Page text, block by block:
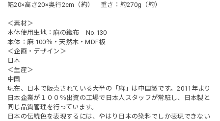
幅20×高さ20×奥行2cm（約） 重さ：約270g（約）
＜素材＞
本体使用生地：麻の織布 No.130
本体：麻 100％・天然木・MDF板
＜企画・デザイン＞
日本
＜生産＞
中国
現在、日本で販売されている大半の「麻」は中国製です。2011年より
日本企業が１００％出資の工場で日本人スタッフが常駐し、日本製と
同じ品質管理を行っています。
日本の伝統色を表現するには、やはり日本の染料でしか表現できない